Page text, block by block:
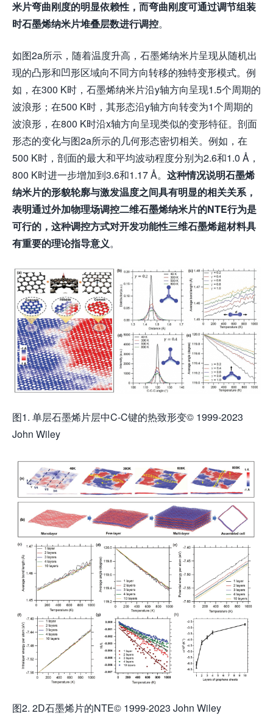
米片弯曲刚度的明显依赖性， 而弯曲刚度可通过调节组装
时石墨烯纳米片堆叠层数进行调控。
如图2a所示，随着温度升高，石墨烯纳米片呈现从随机出
现的凸形和凹形区域向不同方向转移的独特变形模式。例
如，在300 K时，石墨烯纳米片沿y轴方向呈现1.5个周期的
波浪形；在500 K时，其形态沿y轴方向转变为1个周期的
波浪形，在800 K时沿x轴方向呈现类似的变形特征。剖面
形态的变化与图2a所示的几何形态密切相关。例如，在
500 K时，剖面的最大和平均波动程度分别为2.6和1.0 Å，
800 K时进一步增加到3.6和1.17 Å。 这种情况说明石墨烯
纳米片的形貌轮廓与激发温度之间具有明显的相关关系 ，
表明通过外加物理场调控二维石墨烯纳米片的NTE行为是
可行的，这种调控方式对开发功能性三维石墨烯超材料具
有重要的理论指导意义。
图1. 单层石墨烯片层中C-C键的热致形变© 1999-2023
John Wiley
图2. 2D石墨烯片的NTE© 1999-2023 John Wiley